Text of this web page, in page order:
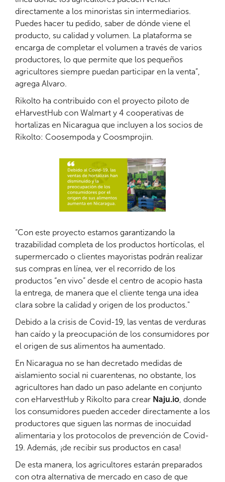
directamente a los minoristas sin intermediarios.
Puedes hacer tu pedido, saber de dónde viene el
producto, su calidad y volumen. La plataforma se
encarga de completar el volumen a través de varios
productores, lo que permite que los pequeños
agricultores siempre puedan participar en la venta”,
agrega Alvaro.
Rikolto ha contribuido con el proyecto piloto de
eHarvestHub con Walmart y 4 cooperativas de
hortalizas en Nicaragua que incluyen a los socios de
Rikolto: Coosempoda y Coosmprojin.
“Con este proyecto estamos garantizando la
trazabilidad completa de los productos hortícolas, el
supermercado o clientes mayoristas podrán realizar
sus compras en línea, ver el recorrido de los
productos “en vivo” desde el centro de acopio hasta
la entrega, de manera que el cliente tenga una idea
clara sobre la calidad y origen de los productos."
Debido a la crisis de Covid-19, las ventas de verduras
han caído y la preocupación de los consumidores por
el origen de sus alimentos ha aumentado.
En Nicaragua no se han decretado medidas de
aislamiento social ni cuarentenas, no obstante, los
agricultores han dado un paso adelante en conjunto
con eHarvestHub y Rikolto para crear Naju.io , donde
los consumidores pueden acceder directamente a los
productores que siguen las normas de inocuidad
alimentaria y los protocolos de prevención de Covid-
19. Además, ¡de recibir sus productos en casa!
De esta manera, los agricultores estarán preparados
con otra alternativa de mercado en caso de que